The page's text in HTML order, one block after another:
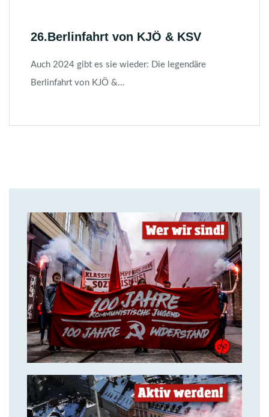
26.Berlinfahrt von KJÖ & KSV
Auch 2024 gibt es sie wieder: Die legendäre
Berlinfahrt von KJÖ &…
14. Juli 2018
Über uns